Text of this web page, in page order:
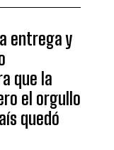
entrega y
que la
el orgullo
quedó